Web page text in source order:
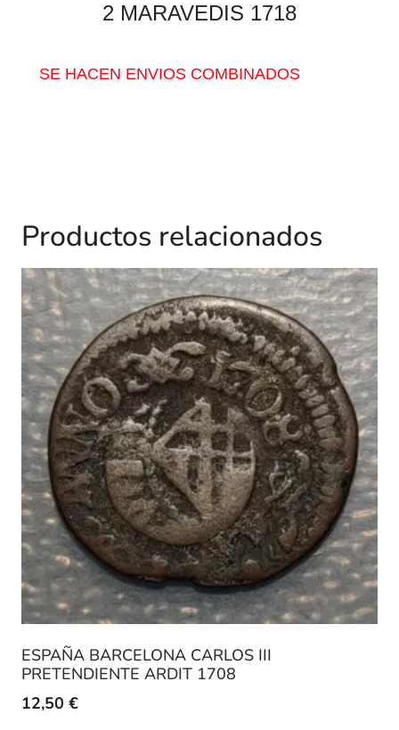
2 MARAVEDIS 1718
SE HACEN ENVIOS COMBINADOS
Productos relacionados
ESPAÑA BARCELONA CARLOS III
PRETENDIENTE ARDIT 1708
12,50 €